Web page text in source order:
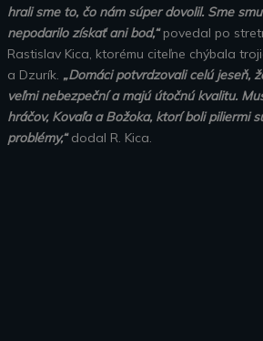
hrali sme to, čo nám súper dovolil. Sme
nepodarilo získať ani bod,“povedal po
Rastislav Kica, ktorému citeľne chýbala
a Dzurík. „Domáci potvrdzovali celú jeseň,
veľmi nebezpeční a majú útočnú kvalitu.
hráčov, Kovaľa a Božoka, ktorí boli piliermi
problémy,“dodal R. Kica.